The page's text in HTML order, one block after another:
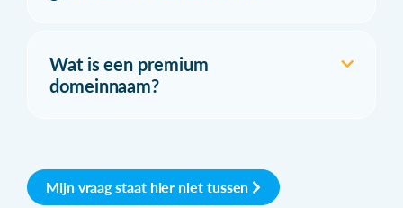
Wat is een premium
domeinnaam?
Mijn vraag staat hier niet tussen